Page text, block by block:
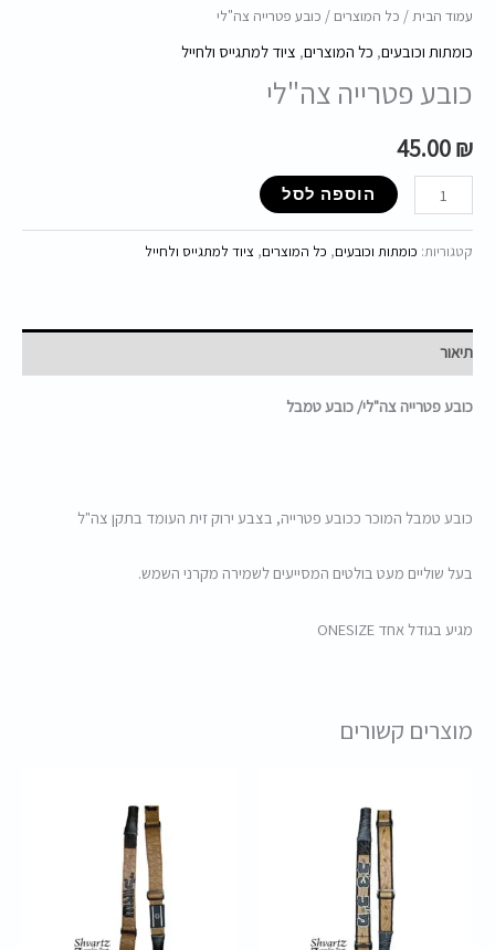
עמוד הבית/ כל המוצרים / כובע פטרייה צה"לי
כומתות וכובעים, כל המוצרים, ציוד למתגייס ולחייל
כובע פטרייה צה"לי
45.00₪
הוספה לסל
קטגוריות: כומתות וכובעים, כל המוצרים, ציוד למתגייס ולחייל
תיאור
כובע פטרייה צה"לי/ כובע טמבל
כובע טמבל המוכר ככובע פטרייה, בצבע ירוק זית העומד בתקן צה"ל
בעל שוליים מעט בולטים המסייעים לשמירה מקרני השמש.
מגיע בגודל אחד ONESIZE
מוצרים קשורים